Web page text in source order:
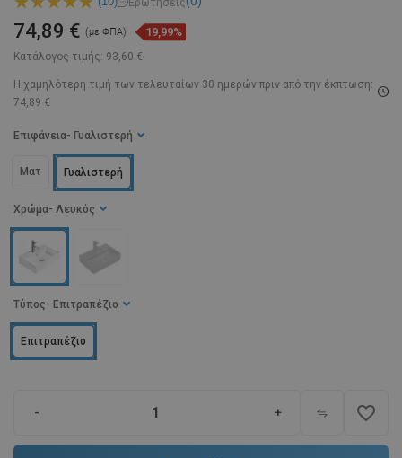
Κατάλογος τιμής: 93,60 €
74,89 € (με ΦΠΑ) 19,99%
Η χαμηλότερη τιμή των τελευταίων 30 ημερών πριν από την έκπτωση:
74,89 €
Χρώμα - Λευκός
Επιφάνεια - Γυαλιστερή
Ματ Γυαλιστερή
Τύπος - Επιτραπέζιο
Επιτραπέζιο
- + favorite_border